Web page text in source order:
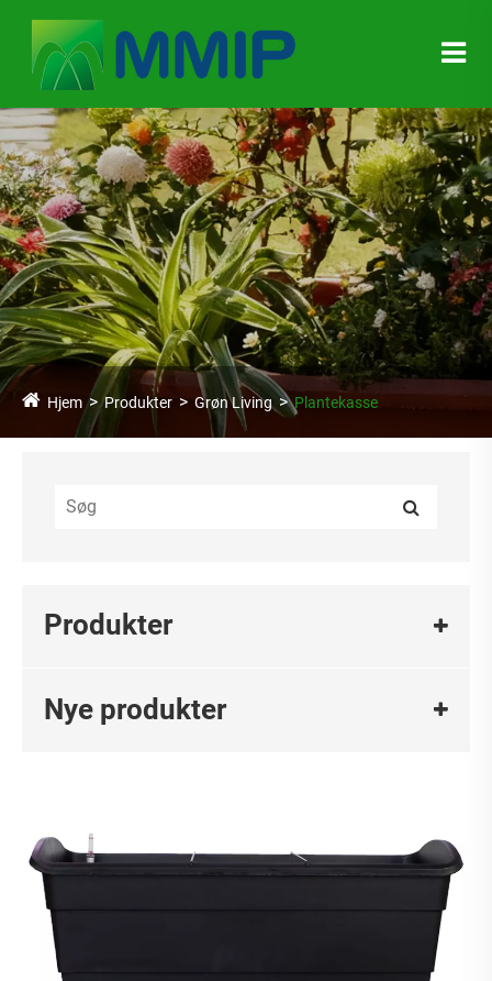
Hjem Produkter Grøn Living Plantekasse
Produkter
Nye produkter